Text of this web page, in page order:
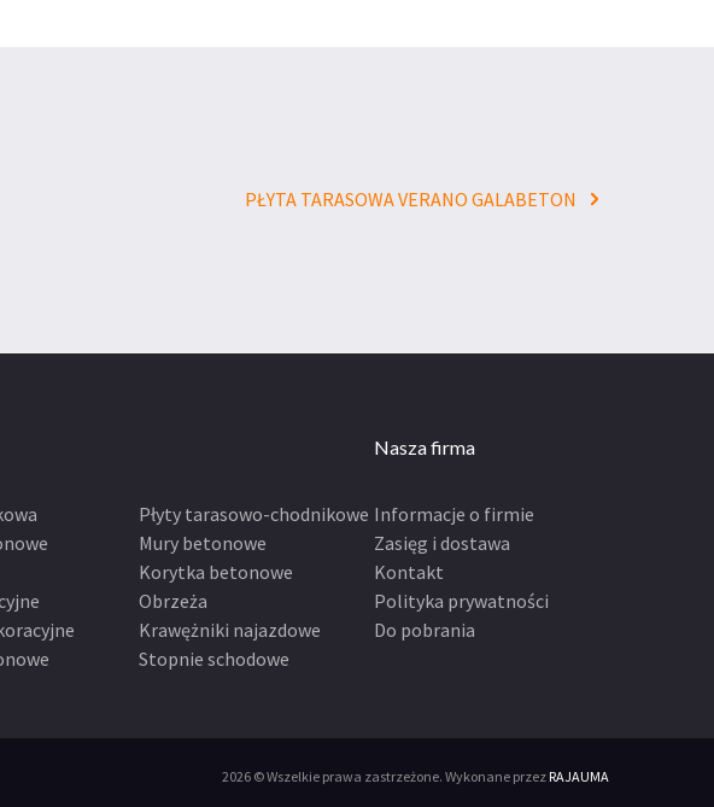
PŁYTA TARASOWA VERANO GALABETON
Płyty tarasowo-chodnikowe
Mury betonowe
Korytka betonowe
Obrzeża
Krawężniki najazdowe
Stopnie schodowe
Nasza firma
Informacje o firmie
Zasięg i dostawa
Kontakt
Polityka prywatności
Do pobrania
2026 © Wszelkie prawa zastrzeżone. Wykonane przez RAJAUMA